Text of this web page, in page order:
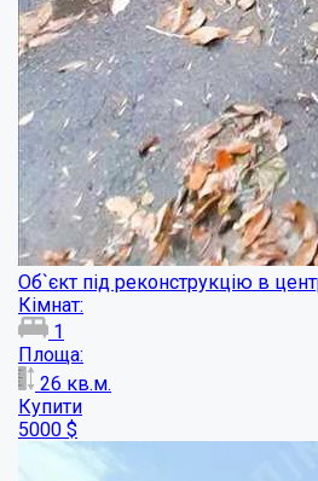
Частина будинку у центрі...
Кімнат:
3
Площа:
55
Купити
45000 $